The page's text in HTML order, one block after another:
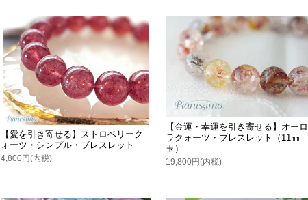
【愛を引き寄せる】ストロベリーク
ォーツ・シンプル・ブレスレット
4,800円(内税)
【金運・幸運を引き寄せる】オーロ
ラクォーツ・ブレスレット（11㎜
玉）
19,800円(内税)